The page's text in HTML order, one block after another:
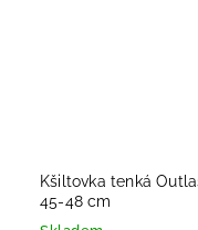
Kšiltovka tenká
45-48 cm